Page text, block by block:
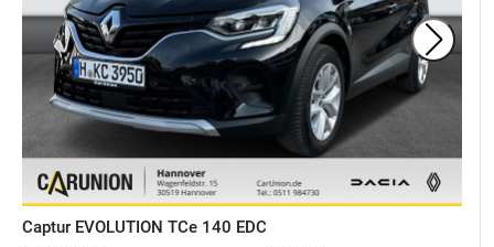
Captur EVOLUTION TCe 140 EDC